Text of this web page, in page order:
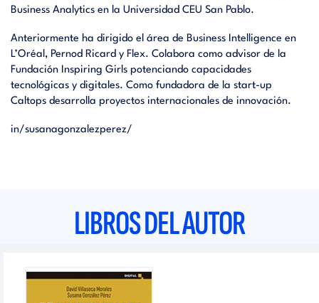
Business Analytics en la Universidad CEU San Pablo.
Anteriormente ha dirigido el área de Business Intelligence en
L’Oréal, Pernod Ricard y Flex. Colabora como advisor de la
Fundación Inspiring Girls potenciando capacidades
tecnológicas y digitales. Como fundadora de la start-up
Caltops desarrolla proyectos internacionales de innovación.
in/susanagonzalezperez/
LIBROS DEL AUTOR